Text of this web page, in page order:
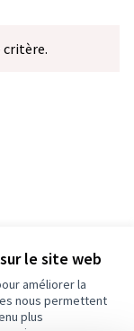
le site web
améliorer la
nous permettent
plus
critère.